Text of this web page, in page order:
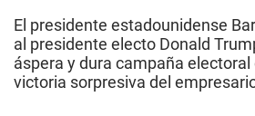
El presidente estadounidense
al presidente electo Donald
áspera y dura campaña
victoria sorpresiva del